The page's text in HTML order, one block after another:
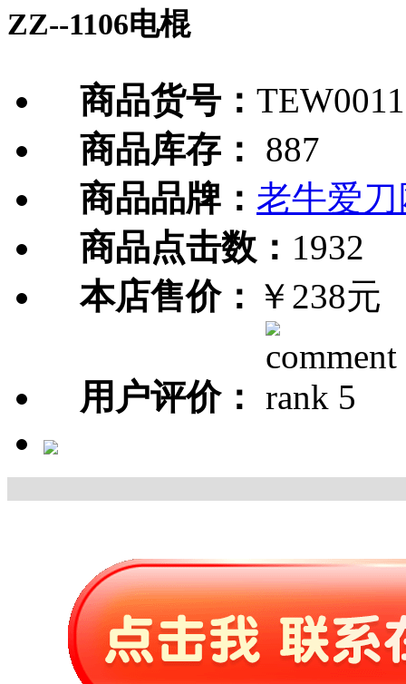
ZZ--1106电棍
商品货号：
商品库存：
887
商品品牌： 老牛爱刀
商品点击数： 1932
本店售价： ￥238元
用户评价：